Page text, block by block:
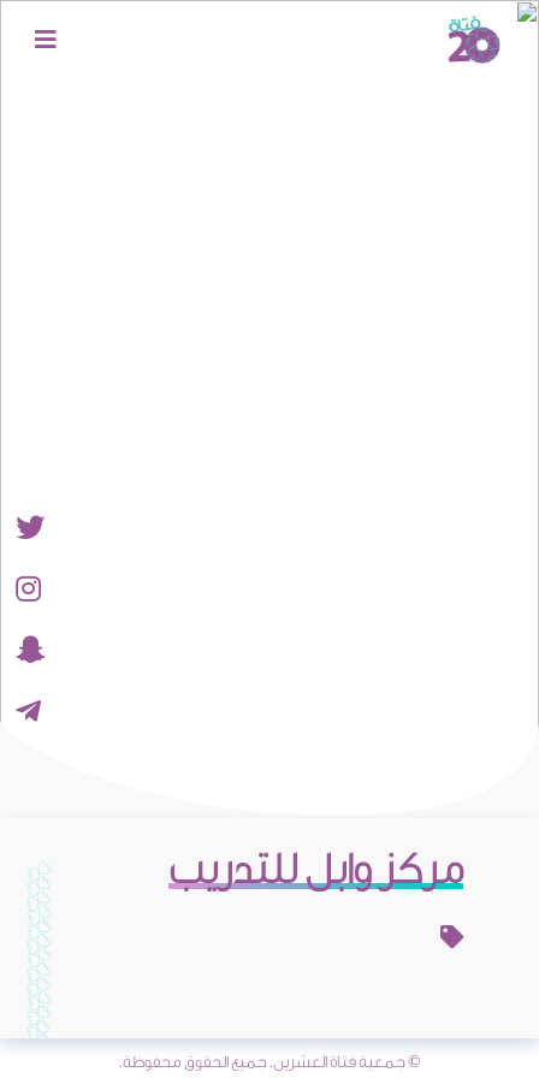
مركز وابل للتدريب
© جمعية فتاة العشرين. جميع الحقوق محفوظة.